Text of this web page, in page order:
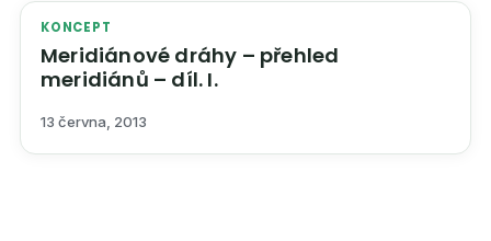
KONCEPT
Meridiánové dráhy – přehled
meridiánů – díl. I.
13 června, 2013